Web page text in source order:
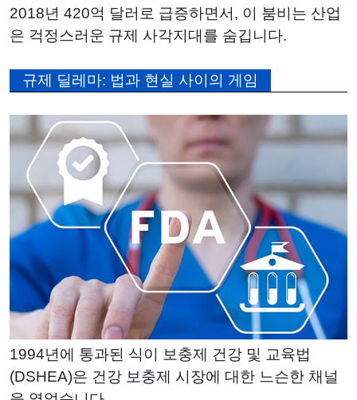
2018년 420억 달러로 급증하면서, 이 붐비는 산업
은 걱정스러운 규제 사각지대를 숨깁니다.
규제 딜레마: 법과 현실 사이의 게임
1994년에 통과된 식이 보충제 건강 및 교육법
(DSHEA)은 건강 보충제 시장에 대한 느슨한 채널